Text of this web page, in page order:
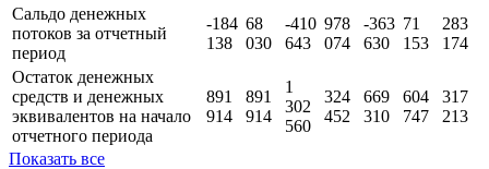
Сальдо денежных
потоков за отчетный
период
-184
138
68
030
-410
643
978
074
-363
630
71
153
283
174
Остаток денежных
средств и денежных
эквивалентов на начало
отчетного периода
891
914
891
914
1
302
560
324
452
669
310
604
747
317
213
Показать все